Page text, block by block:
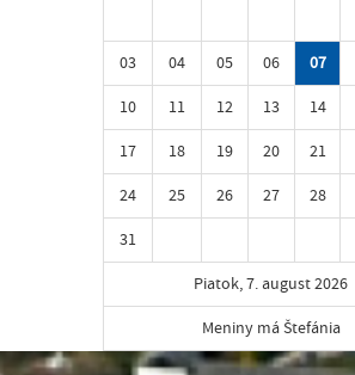
03
04 05 06 07
10
11 12 13 14
17
18 19 20 21
24
25 26 27 28
31
Piatok, 7. august 2026
Meniny má Štefánia